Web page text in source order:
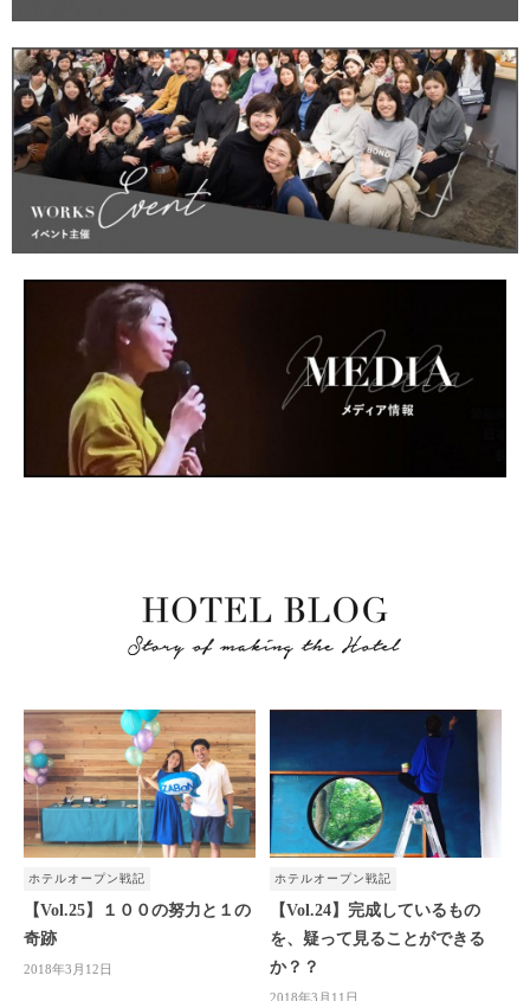
ホテルオープン戦記
【Vol.25】１００の努力と１の
奇跡
2018年3月12日
ホテルオープン戦記
【Vol.24】完成しているもの
を、疑って見ることができる
か？？
2018年3月11日